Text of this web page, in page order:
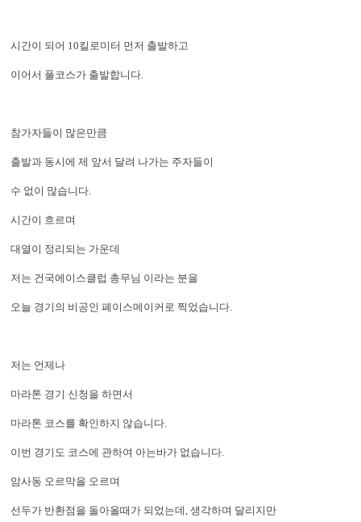
시간이 되어 10킬로미터 먼저 출발하고
이어서 풀코스가 출발합니다.
참가자들이 많은만큼
출발과 동시에 제 앞서 달려 나가는 주자들이
수 없이 많습니다.
시간이 흐르며
대열이 정리되는 가운데
저는 건국에이스클럽 총무님 이라는 분을
오늘 경기의 비공인 폐이스메이커로 찍었습니다.
저는 언제나
마라톤 경기 신청을 하면서
마라톤 코스를 확인하지 않습니다.
이번 경기도 코스에 관하여 아는바가 없습니다.
암사동 오르막을 오르며
선두가 반환점을 돌아올때가 되었는데, 생각하며 달리지만